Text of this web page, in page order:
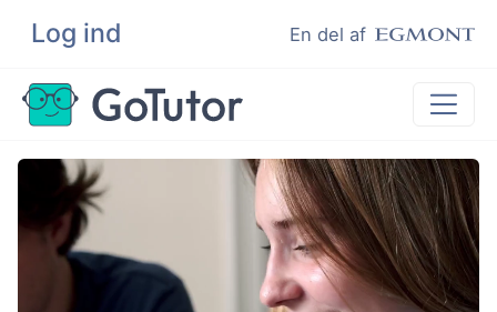
Log ind En del af
Søg
Lektiehjælp
Eksamenshjælp
Hjælp til ordblinde
Kundeudtalelser